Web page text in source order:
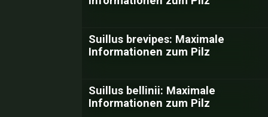
Suillus brevipes: Maximale
Informationen zum Pilz
Suillus bellinii: Maximale
Informationen zum Pilz